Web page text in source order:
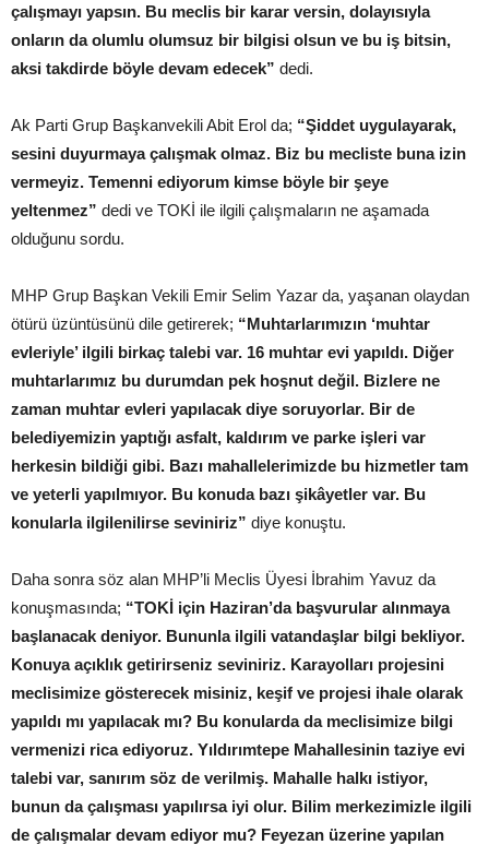
çalışmayı yapsın. Bu meclis bir karar versin, dolayısıyla
onların da olumlu olumsuz bir bilgisi olsun ve bu iş bitsin,
aksi takdirde böyle devam edecek” dedi.
Ak Parti Grup Başkanvekili Abit Erol da; “Şiddet uygulayarak,
sesini duyurmaya çalışmak olmaz. Biz bu mecliste buna izin
vermeyiz. Temenni ediyorum kimse böyle bir şeye
yeltenmez” dedi ve TOKİ ile ilgili çalışmaların ne aşamada
olduğunu sordu.
MHP Grup Başkan Vekili Emir Selim Yazar da, yaşanan olaydan
ötürü üzüntüsünü dile getirerek; “Muhtarlarımızın ‘muhtar
evleriyle’ ilgili birkaç talebi var. 16 muhtar evi yapıldı. Diğer
muhtarlarımız bu durumdan pek hoşnut değil. Bizlere ne
zaman muhtar evleri yapılacak diye soruyorlar. Bir de
belediyemizin yaptığı asfalt, kaldırım ve parke işleri var
herkesin bildiği gibi. Bazı mahallelerimizde bu hizmetler tam
ve yeterli yapılmıyor. Bu konuda bazı şikâyetler var. Bu
konularla ilgilenilirse seviniriz” diye konuştu.
Daha sonra söz alan MHP’li Meclis Üyesi İbrahim Yavuz da
konuşmasında; “TOKİ için Haziran’da başvurular alınmaya
başlanacak deniyor. Bununla ilgili vatandaşlar bilgi bekliyor.
Konuya açıklık getirirseniz seviniriz. Karayolları projesini
meclisimize gösterecek misiniz, keşif ve projesi ihale olarak
yapıldı mı yapılacak mı? Bu konularda da meclisimize bilgi
vermenizi rica ediyoruz. Yıldırımtepe Mahallesinin taziye evi
talebi var, sanırım söz de verilmiş. Mahalle halkı istiyor,
bunun da çalışması yapılırsa iyi olur. Bilim merkezimizle ilgili
de çalışmalar devam ediyor mu? Feyezan üzerine yapılan